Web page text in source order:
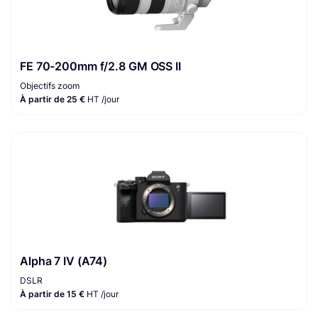
FE 70-200mm f/2.8 GM OSS II
Objectifs zoom
À partir de 25 € HT /jour
Alpha 7 IV (A74)
DSLR
À partir de 15 € HT /jour